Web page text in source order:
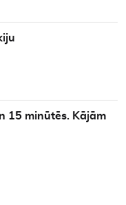
15 minūtēs. Kājām